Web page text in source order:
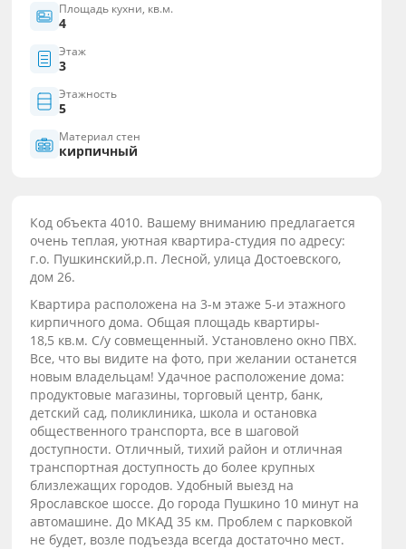
Площадь кухни, кв.м.
4
Этаж
3
Этажность
5
Материал стен
кирпичный
Код объекта 4010. Вашему вниманию предлагается
очень теплая, уютная квартира-студия по адресу:
г.о. Пушкинский,р.п. Лесной, улица Достоевского,
дом 26.
Квартира расположена на 3-м этаже 5-и этажного
кирпичного дома. Общая площадь квартиры-
18,5 кв.м. С/у совмещенный. Установлено окно ПВХ.
Все, что вы видите на фото, при желании останется
новым владельцам! Удачное расположение дома:
продуктовые магазины, торговый центр, банк,
детский сад, поликлиника, школа и остановка
общественного транспорта, все в шаговой
доступности. Отличный, тихий район и отличная
транспортная доступность до более крупных
близлежащих городов. Удобный выезд на
Ярославское шоссе. До города Пушкино 10 минут на
автомашине. До МКАД 35 км. Проблем с парковкой
не будет, возле подъезда всегда достаточно мест.